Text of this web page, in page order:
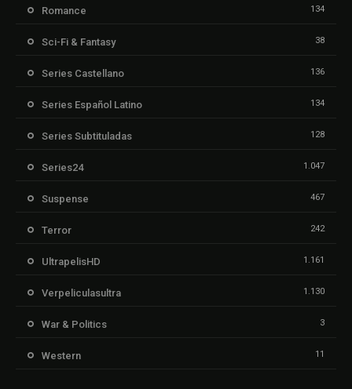
Romance 134
Sci-Fi & Fantasy 38
Series Castellano 136
Series Español Latino 134
Series Subtituladas 128
Series24 1.047
Suspense 467
Terror 242
UltrapelisHD 1.161
Verpeliculasultra 1.130
War & Politics 3
Western 11